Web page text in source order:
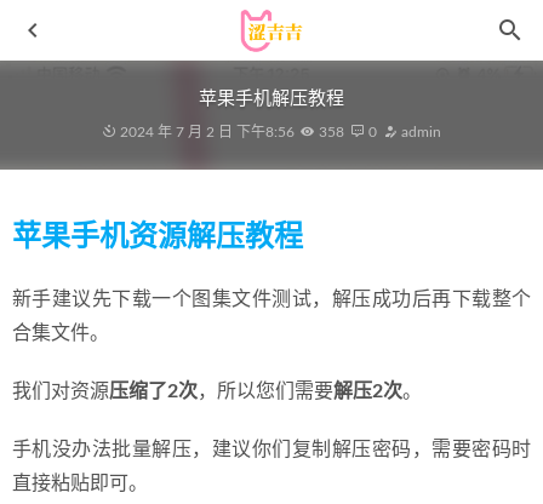
苹果手机解压教程
2024 年 7 月 2 日 下午8:56 358 0 admin
苹果手机资源解压教程
新手建议先下载一个图集文件测试，解压成功后再下载整个
合集文件。
我们对资源压缩了2次，所以您们需要解压2次。
手机没办法批量解压，建议你们复制解压密码，需要密码时
直接粘贴即可。
[XIAOYU语画界]2022.05.16 VOL.778 林星阑[73+1P／
迷之呆梨(发条少女) – 2025年08月fantia会员订阅合集(12套）
[微密圈]玫玫mm – 性感比基尼丁字系[16P-77MB]